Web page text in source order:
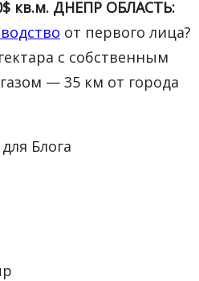
кв.м. ДНЕПР ОБЛАСТЬ:
от первого лица?
с собственным
— 35 км от города
Блога